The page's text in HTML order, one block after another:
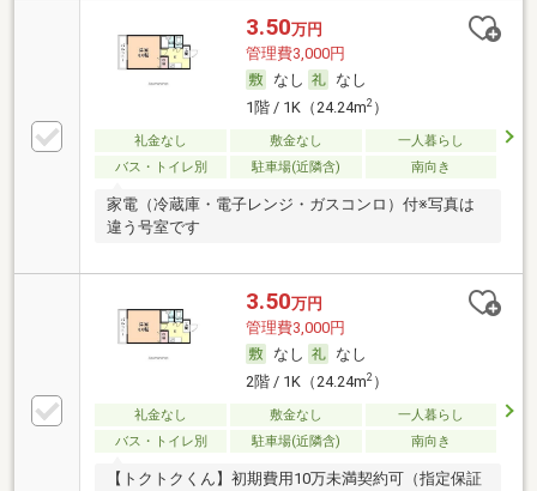
3.50万円
管理費3,000円
なし
なし
1階 / 1K（24.24m2）
礼金なし 敷金なし
一人暮らし
バス・トイレ別
駐車場(近隣含) 南向き
家電（冷蔵庫・電子レンジ・ガスコンロ）付※写真は
違う号室です
3.50万円
管理費3,000円
なし
なし
2階 / 1K（24.24m2）
礼金なし 敷金なし
一人暮らし
バス・トイレ別
駐車場(近隣含) 南向き
【トクトクくん】初期費用10万未満契約可（指定保証